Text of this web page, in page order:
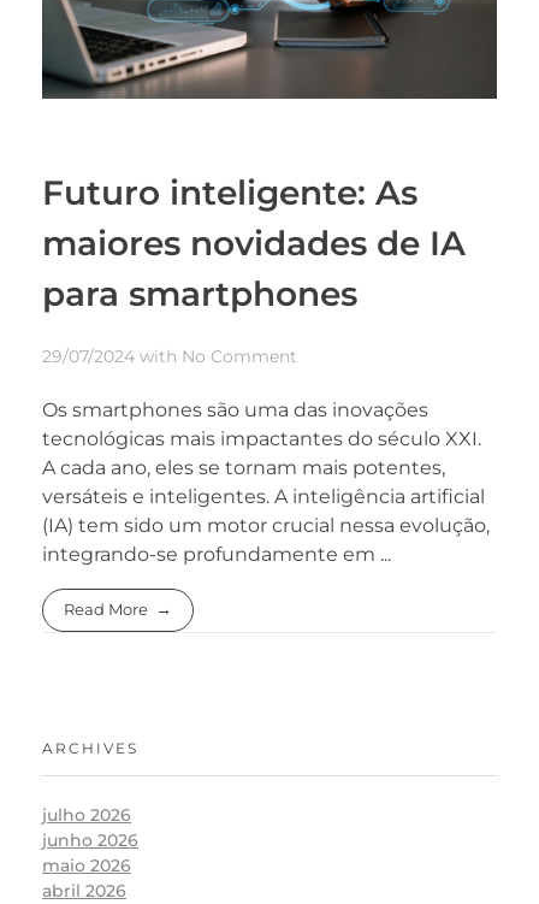
Futuro inteligente: As
maiores novidades de IA
para smartphones
29/07/2024 with No Comment
Os smartphones são uma das inovações
tecnológicas mais impactantes do século XXI.
A cada ano, eles se tornam mais potentes,
versáteis e inteligentes. A inteligência artificial
(IA) tem sido um motor crucial nessa evolução,
integrando-se profundamente em ...
Read More
ARCHIVES
julho 2026
junho 2026
maio 2026
abril 2026